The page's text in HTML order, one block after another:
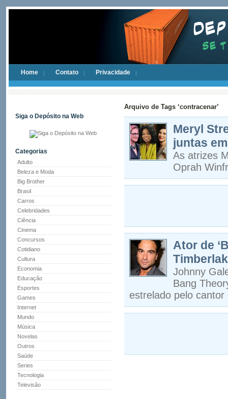
Home Contato Privacidade
Siga o Depósito na Web
Categorias
Adulto
Beleza e Moda
Big Brother
Brasil
Carros
Celebridades
Ciência
Cinema
Concursos
Cotidiano
Cultura
Economia
Educação
Esportes
Games
Internet
Mundo
Música
Novelas
Outros
Saúde
Series
Tecnologia
Televisão
Arquivo de Tags ‘contracenar’
Meryl
juntas
As atrizes
Oprah
Ator de
Johnny
Bang
estrelado pelo